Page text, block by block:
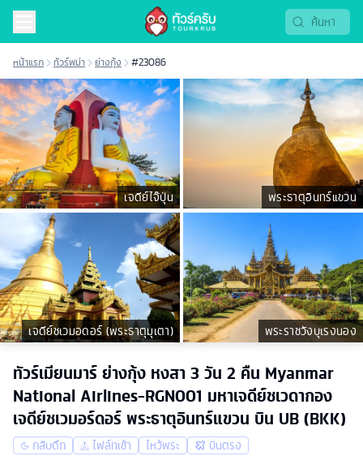
หน้าแรก ทัวร์พม่า ย่างกุ้ง #23086
เจดีย์ไจ๊ปุ่น พระธาตุอินทร์แขวน
เจดีย์ชเวมอดอร์ (พระธาตุมุเตา) พระราชวังบุเรงนอง
ทัวร์เมียนมาร์ ย่างกุ้ง หงสา 3 วัน 2 คืน Myanmar
National Airlines-RGN001 มหาเจดีย์ชเวดากอง
เจดีย์ชเวมอร์ดอร์ พระธาตุอินทร์แขวน บิน UB (BKK)
กลับดึก ไฟล์ทเช้า ไหว้พระ บินตรง